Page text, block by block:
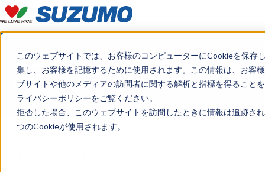
このウェブサイトでは、お客様のコンピューターにCookieを保
集し、お客様を記憶するために使用されます。この情報は、お客
ブサイトや他のメディアの訪問者に関する解析と指標を得ること
ライバシーポリシーをご覧ください。
拒否した場合、このウェブサイトを訪問したときに情報は追跡さ
つのCookieが使用されます。
Testimonials
お客様事例
トップ
お客様事例